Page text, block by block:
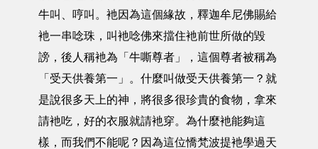
牛叫、哼叫。衪因為這個緣故，釋迦牟尼佛賜給
衪一串唸珠，叫衪唸佛來擋住衪前世所做的毀
謗，後人稱衪為「牛嘶尊者」，這個尊者被稱為
「受天供養第一」。什麼叫做受天供養第一？就
是說很多天上的神，將很多很珍貴的食物，拿來
請衪吃，好的衣服就請衪穿。為什麼衪能夠這
樣，而我們不能呢？因為這位憍梵波提衪學過天